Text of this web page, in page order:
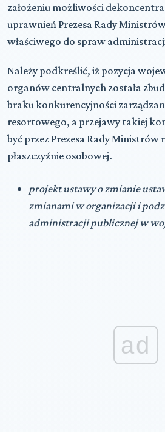
założeniu możliwości
uprawnień Prezesa Rady
właściwego do spraw
Należy podkreślić, iż pozycja
organów centralnych została
braku konkurencyjności
resortowego, a przejawy takiej
być przez Prezesa Rady Ministrów
płaszczyźnie osobowej.
projekt ustawy o zmianie
zmianami w organizacji i
administracji publicznej w
ad